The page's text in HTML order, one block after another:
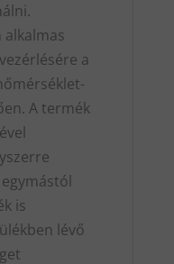
a
A termék
is
lévő